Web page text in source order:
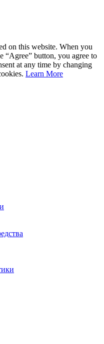
on this website. When you
“Agree” button, you agree to
at any time by changing
Learn More